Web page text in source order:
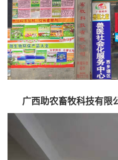
广西助农畜牧科技有限